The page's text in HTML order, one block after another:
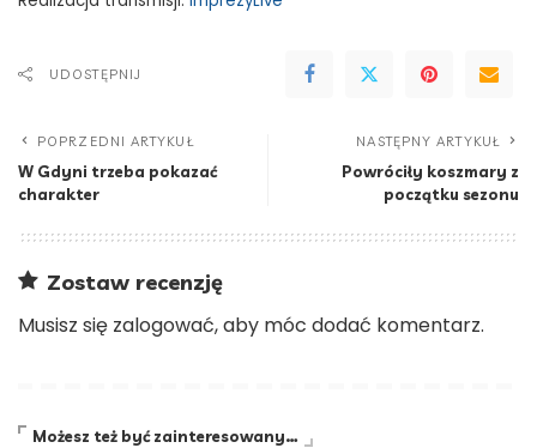
UDOSTĘPNIJ
POPRZEDNI ARTYKUŁ
W Gdyni trzeba pokazać
charakter
NASTĘPNY ARTYKUŁ
Powróciły koszmary z
początku sezonu
Zostaw recenzję
Musisz się zalogować, aby móc dodać komentarz.
Możesz też być zainteresowany…